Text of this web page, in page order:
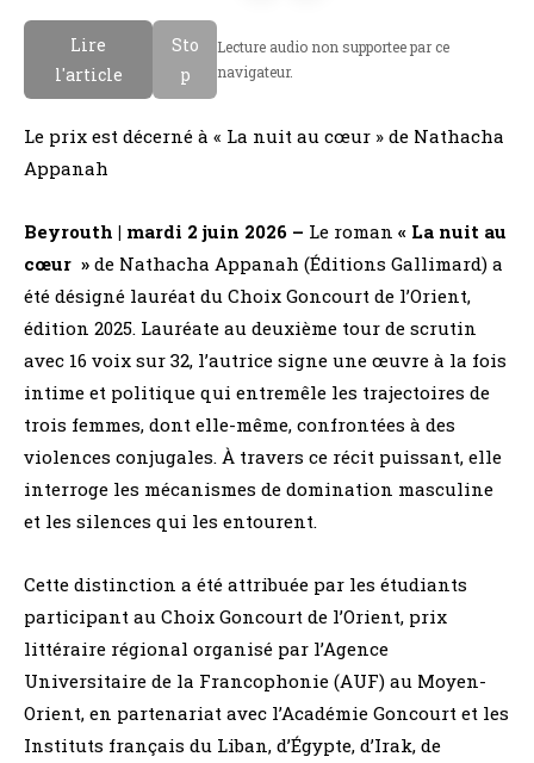
g
l
i
a
Lire
l'article
Sto
p
Lecture audio non supportee par ce
navigateur.
Le prix est décerné à « La nuit au cœur » de Nathacha
Appanah
Beyrouth | mardi 2 juin 2026 – Le roman « La nuit au
cœur » de Nathacha Appanah (Éditions Gallimard) a
été désigné lauréat du Choix Goncourt de l’Orient,
édition 2025. Lauréate au deuxième tour de scrutin
avec 16 voix sur 32, l’autrice signe une œuvre à la fois
intime et politique qui entremêle les trajectoires de
trois femmes, dont elle-même, confrontées à des
violences conjugales. À travers ce récit puissant, elle
interroge les mécanismes de domination masculine
et les silences qui les entourent.
Cette distinction a été attribuée par les étudiants
participant au Choix Goncourt de l’Orient, prix
littéraire régional organisé par l’Agence
Universitaire de la Francophonie (AUF) au Moyen-
Orient, en partenariat avec l’Académie Goncourt et les
Instituts français du Liban, d’Égypte, d’Irak, de